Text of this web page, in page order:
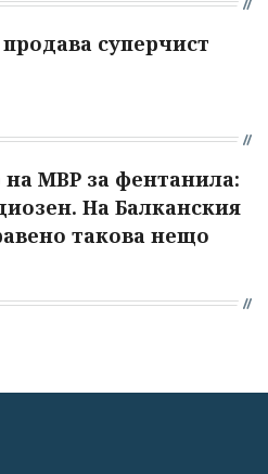
суперчист
на МВР за фентанила:
На Балканския
такова нещо